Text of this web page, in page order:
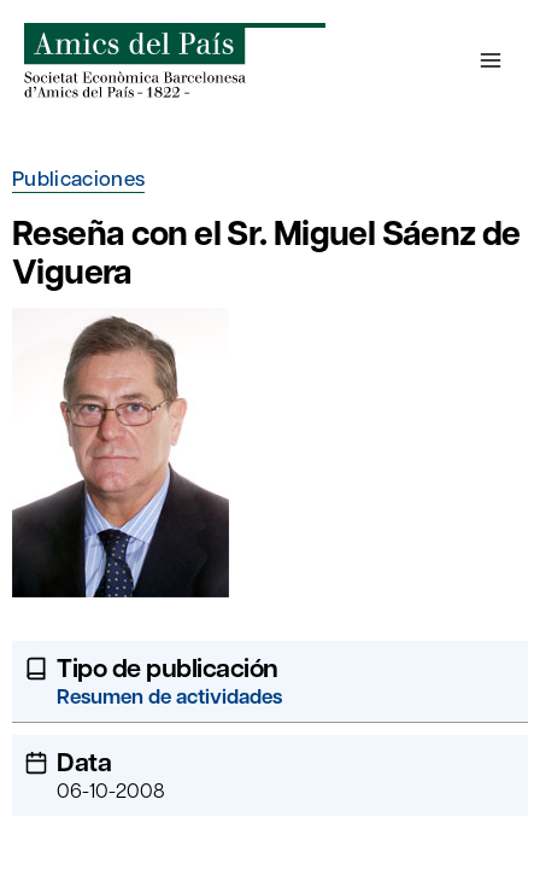
contenido
Publicaciones
Reseña con el Sr. Miguel Sáenz de
Viguera
Tipo de publicación
Resumen de actividades
Data
06-10-2008